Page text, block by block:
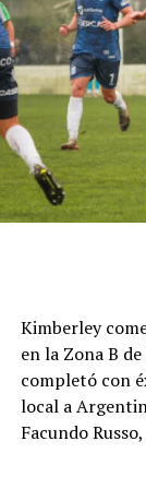
Cómo
Esta
incluye
tener, las
Este análisis
potencial del
Kimberley
en la Zona B
completó con
local a
Facundo